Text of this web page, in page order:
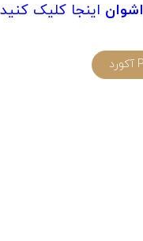
اشوان اینجا کلیک کنید